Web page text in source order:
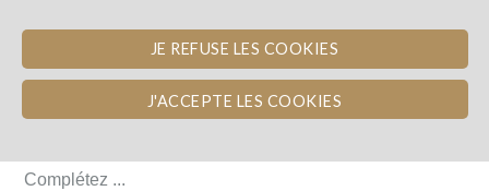
JE REFUSE LES COOKIES
J'ACCEPTE LES COOKIES
L'ÉQUIPE
L'ÉQUIPE
Complétez ...